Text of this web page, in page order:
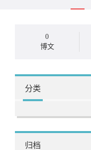
0
博文
分类
归档